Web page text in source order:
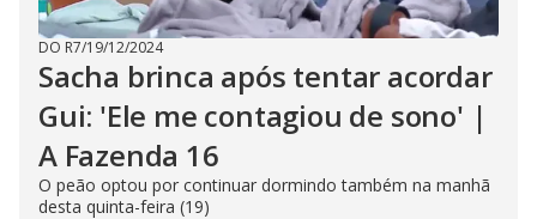
DO R7/19/12/2024
Sacha brinca após tentar acordar
Gui: 'Ele me contagiou de sono' |
A Fazenda 16
O peão optou por continuar dormindo também na manhã
desta quinta-feira (19)